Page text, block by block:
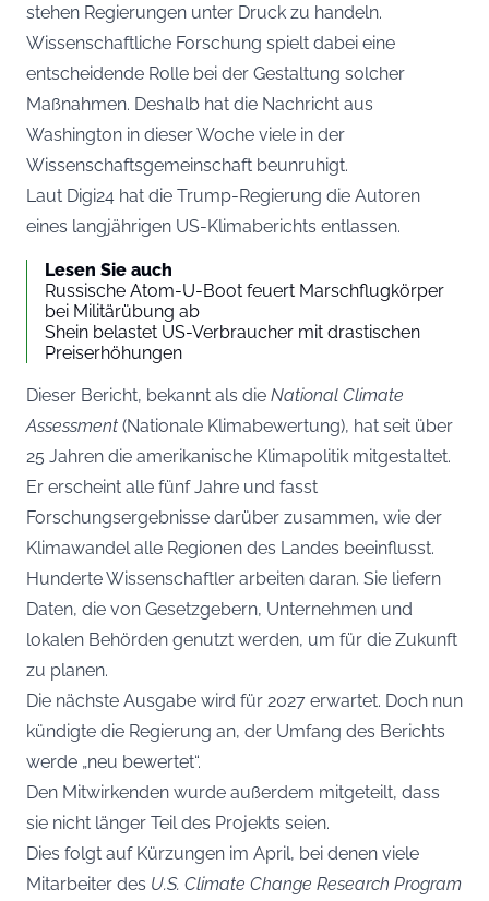
stehen Regierungen unter Druck zu handeln.
Wissenschaftliche Forschung spielt dabei eine
entscheidende Rolle bei der Gestaltung solcher
Maßnahmen. Deshalb hat die Nachricht aus
Washington in dieser Woche viele in der
Wissenschaftsgemeinschaft beunruhigt.
Laut Digi24 hat die Trump-Regierung die Autoren
eines langjährigen US-Klimaberichts entlassen.
Lesen Sie auch
Russische Atom-U-Boot feuert Marschflugkörper
bei Militärübung ab
Shein belastet US-Verbraucher mit drastischen
Preiserhöhungen
Dieser Bericht, bekannt als die National Climate
Assessment (Nationale Klimabewertung), hat seit über
25 Jahren die amerikanische Klimapolitik mitgestaltet.
Er erscheint alle fünf Jahre und fasst
Forschungsergebnisse darüber zusammen, wie der
Klimawandel alle Regionen des Landes beeinflusst.
Hunderte Wissenschaftler arbeiten daran. Sie liefern
Daten, die von Gesetzgebern, Unternehmen und
lokalen Behörden genutzt werden, um für die Zukunft
zu planen.
Die nächste Ausgabe wird für 2027 erwartet. Doch nun
kündigte die Regierung an, der Umfang des Berichts
werde „neu bewertet“.
Den Mitwirkenden wurde außerdem mitgeteilt, dass
sie nicht länger Teil des Projekts seien.
Dies folgt auf Kürzungen im April, bei denen viele
Mitarbeiter des U.S. Climate Change Research Program